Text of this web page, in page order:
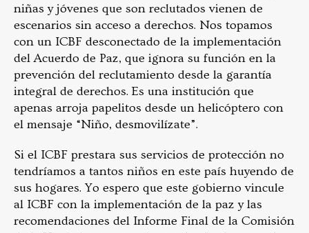
niñas y jóvenes que son reclutados vienen de
escenarios sin acceso a derechos. Nos topamos
con un ICBF desconectado de la implementación
del Acuerdo de Paz, que ignora su función en la
prevención del reclutamiento desde la garantía
integral de derechos. Es una institución que
apenas arroja papelitos desde un helicóptero con
el mensaje “Niño, desmovilízate”.
Si el ICBF prestara sus servicios de protección no
tendríamos a tantos niños en este país huyendo de
sus hogares. Yo espero que este gobierno vincule
al ICBF con la implementación de la paz y las
recomendaciones del Informe Final de la Comisión